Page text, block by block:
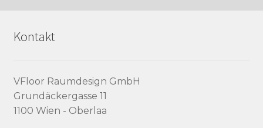
Kontakt
VFloor Raumdesign GmbH
Grundäckergasse 11
1100 Wien - Oberlaa